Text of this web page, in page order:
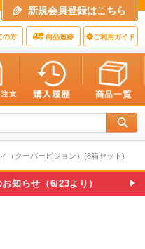
新規会員登録はこちら
の方 商品追跡 ご利用ガイド
（クーパービジョン）(8箱セット)
知らせ（6/23より）